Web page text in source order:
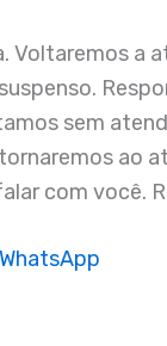
Voltaremos
sem
ao
com você.